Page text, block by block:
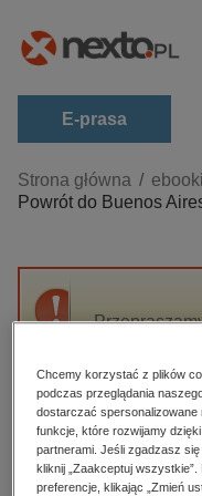
E-prasa
Kategorie
Zobacz wszystkie E-
budownictwo,
darmowe
edukacja
hobby, sport,
komputery,
Strona główna ebooki
Powrót do Buenos
High-contrast mode
Polecane
Chcemy korzystać z plików
podczas przeglądania
dostarczać spersonalizowane
funkcje, które rozwijamy
partnerami. Jeśli zgadzasz
kliknij „Zaakceptuj
preferencje, klikając „Zmień